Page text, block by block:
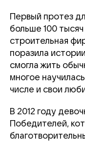
Первый протез
больше 100
строительная
поразила
смогла жить
многое
числе и свои
В 2012 году
Победителей,